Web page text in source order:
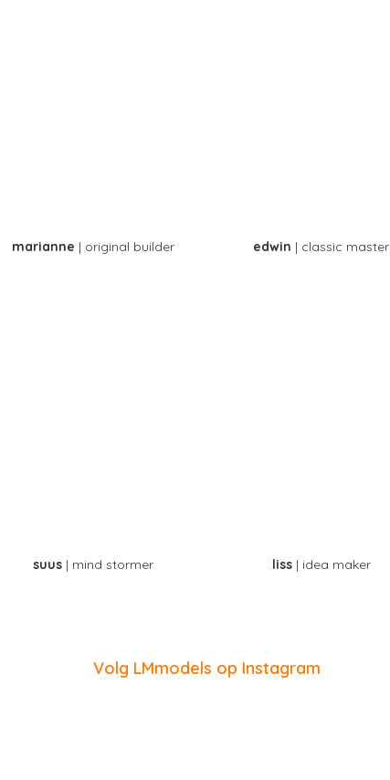
marianne | original builder
suus| mind stormer
edwin | classic master
liss| idea maker
Volg LMmodels op Instagram